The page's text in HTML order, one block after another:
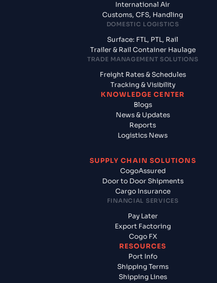
International Air
Customs, CFS, Handling
DOMESTIC LOGISTICS
Surface: FTL, PTL, Rail
Trailer & Rail Container Haulage
TRADE MANAGEMENT SOLUTIONS
Freight Rates & Schedules
Tracking & Visibility
KNOWLEDGE CENTER
Blogs
News & Updates
Reports
Logistics News
SUPPLY CHAIN SOLUTIONS
CogoAssured
Door to Door Shipments
Cargo Insurance
FINANCIAL SERVICES
Pay Later
Export Factoring
Cogo FX
RESOURCES
Port Info
Shipping Terms
Shipping Lines